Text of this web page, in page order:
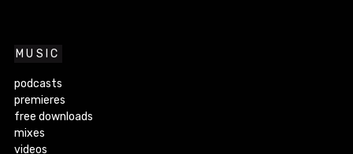
MUSIC
podcasts
premieres
free downloads
mixes
videos